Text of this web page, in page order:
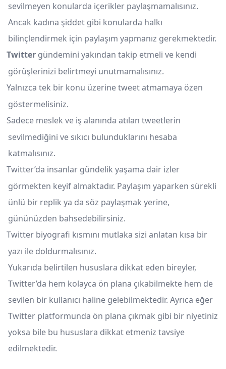
sevilmeyen konularda içerikler paylaşmamalısınız.
Ancak kadına şiddet gibi konularda halkı
bilinçlendirmek için paylaşım yapmanız gerekmektedir.
Twitter gündemini yakından takip etmeli ve kendi
görüşlerinizi belirtmeyi unutmamalısınız.
Yalnızca tek bir konu üzerine tweet atmamaya özen
göstermelisiniz.
Sadece meslek ve iş alanında atılan tweetlerin
sevilmediğini ve sıkıcı bulunduklarını hesaba
katmalısınız.
Twitter’da insanlar gündelik yaşama dair izler
görmekten keyif almaktadır. Paylaşım yaparken sürekli
ünlü bir replik ya da söz paylaşmak yerine,
gününüzden bahsedebilirsiniz.
Twitter biyografi kısmını mutlaka sizi anlatan kısa bir
yazı ile doldurmalısınız.
Yukarıda belirtilen hususlara dikkat eden bireyler,
Twitter’da hem kolayca ön plana çıkabilmekte hem de
sevilen bir kullanıcı haline gelebilmektedir. Ayrıca eğer
Twitter platformunda ön plana çıkmak gibi bir niyetiniz
yoksa bile bu hususlara dikkat etmeniz tavsiye
edilmektedir.